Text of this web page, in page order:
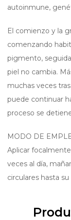
autoinmune,
El comienzo y la
comenzando
pigmento,
piel no cambia.
muchas veces
puede continuar
proceso se
MODO DE
Aplicar
veces al día,
circulares hasta